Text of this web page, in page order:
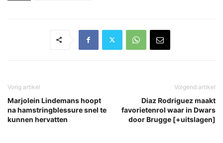
Vorig artikel
Marjolein Lindemans hoopt
na hamstringblessure snel te
kunnen hervatten
Volgend artikel
Diaz Rodriguez maakt
favorietenrol waar in Dwars
door Brugge [+uitslagen]